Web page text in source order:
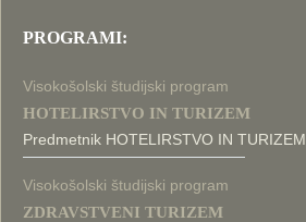
PROGRAMI:
Visokošolski študijski program
HOTELIRSTVO IN TURIZEM
Predmetnik HOTELIRSTVO IN TURIZEM
Visokošolski študijski program
ZDRAVSTVENI TURIZEM